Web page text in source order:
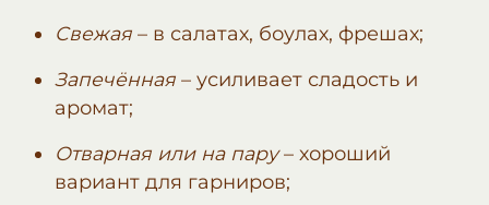
Свежая – в салатах, боулах, фрешах;
Запечённая – усиливает сладость и
аромат;
Отварная или на пару – хороший
вариант для гарниров;